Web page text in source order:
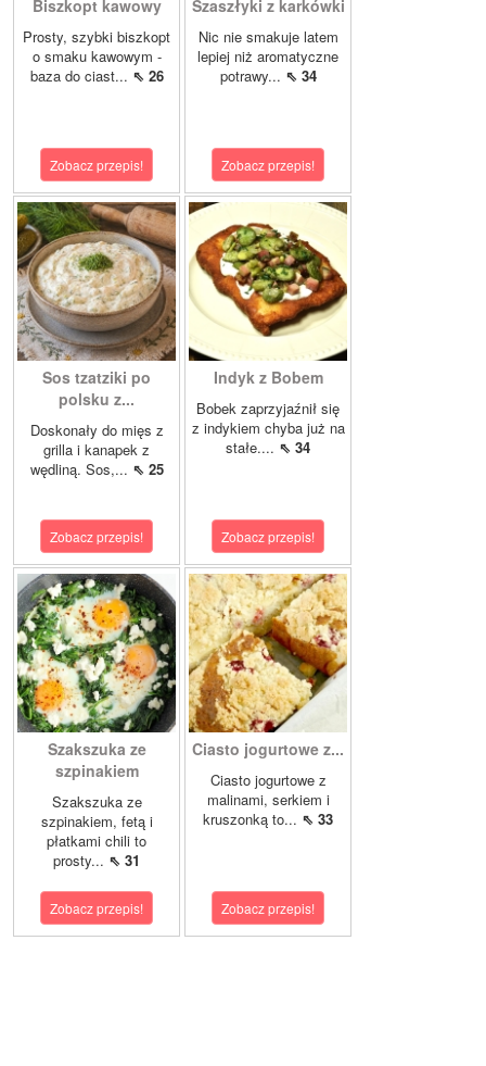
Biszkopt kawowy
Prosty, szybki biszkopt
o smaku kawowym -
baza do ciast... ⇖ 26
Zobacz przepis!
Szaszłyki z karkówki
Nic nie smakuje latem
lepiej niż aromatyczne
potrawy... ⇖ 34
Zobacz przepis!
Sos tzatziki po
polsku z...
Doskonały do mięs z
grilla i kanapek z
wędliną. Sos,... ⇖ 25
Zobacz przepis!
Indyk z Bobem
Bobek zaprzyjaźnił się
z indykiem chyba już na
stałe.... ⇖ 34
Zobacz przepis!
Szakszuka ze
szpinakiem
Szakszuka ze
szpinakiem, fetą i
płatkami chili to
prosty... ⇖ 31
Zobacz przepis!
Ciasto jogurtowe z...
Ciasto jogurtowe z
malinami, serkiem i
kruszonką to... ⇖ 33
Zobacz przepis!